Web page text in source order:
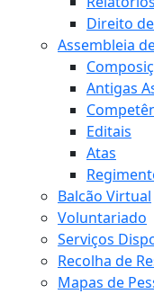
Direito
Assembleia
Antigas
Editais
Atas
Balcão Virtual
Voluntariado
Serviços
Recolha de
Mapas de